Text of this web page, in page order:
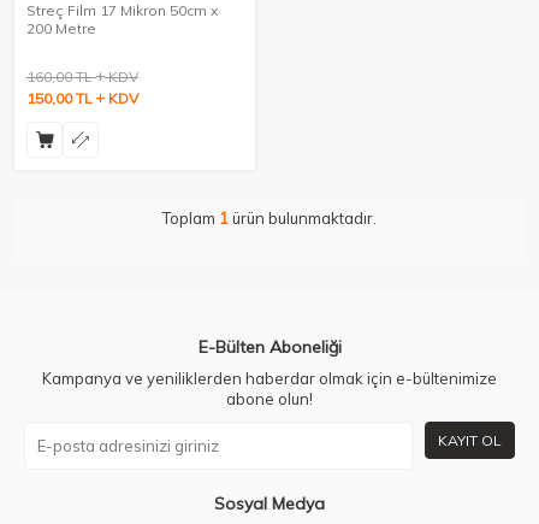
Streç Film 17 Mikron 50cm x
200 Metre
160,00TL KDV
150,00TL KDV
Toplam 1ürün bulunmaktadır.
E-Bülten Aboneliği
Kampanya ve yeniliklerden haberdar olmak için e-bültenimize
abone olun!
KAYIT OL
Sosyal Medya